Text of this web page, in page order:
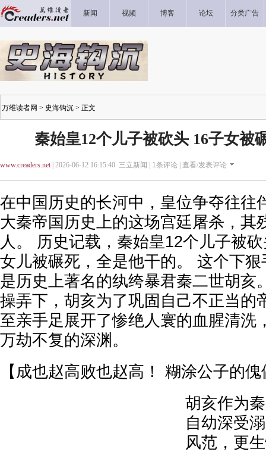
新闻 视频 博客 论坛 分类广告
万维读者网 > 史海钩沉 > 正文
秦始皇12个儿子被砍头 16子女被
www.creaders.net| 2026-06-12 16:15:40 三立新闻 | 1条评论 | 查看/发表评论
在中国历史的长河中，皇位争夺往往
大秦帝国历史上的这场宫廷屠杀，其
人。 历史记载，秦始皇12个儿子被
女儿被碾死，全是他干的。 这个下
是历史上著名的纨绔暴君秦二世胡亥
操弄下，胡亥为了巩固自己不正当的
至亲手足展开了惨绝人寰的血腥清洗
万劫不复的深渊。
【成也赵高败也赵高！ 糊涂公子的
胡亥作为
自幼深受
风范，更